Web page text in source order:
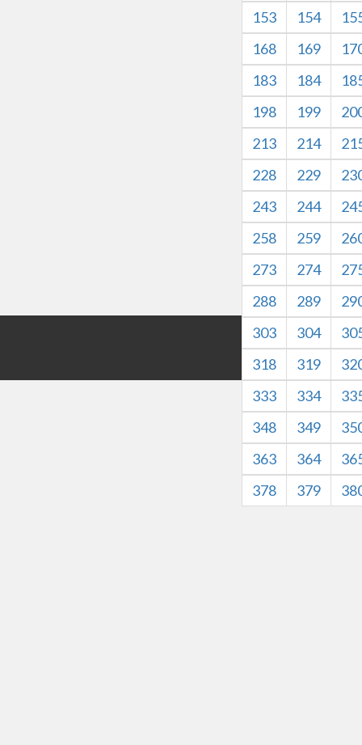
153
154
168
169
183
184
198
199
213
214
228
229
243
244
258
259
273
274
288
289
303
304
318
319
333
334
348
349
363
364
378
379
版权所有
本网站内容仅